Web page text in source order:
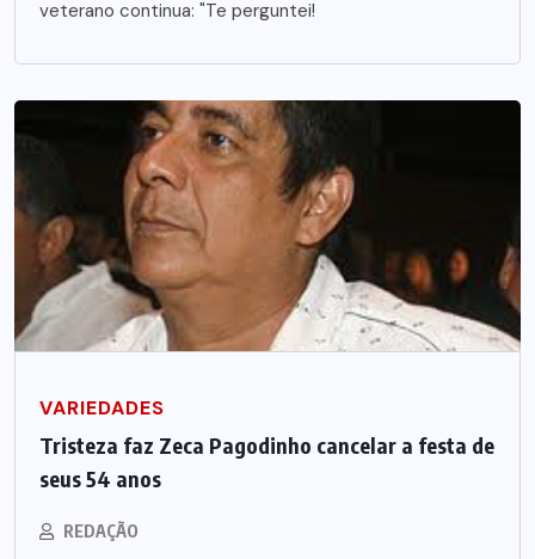
veterano continua: "Te perguntei!
VARIEDADES
Tristeza faz Zeca Pagodinho cancelar a festa de
seus 54 anos
REDAÇÃO